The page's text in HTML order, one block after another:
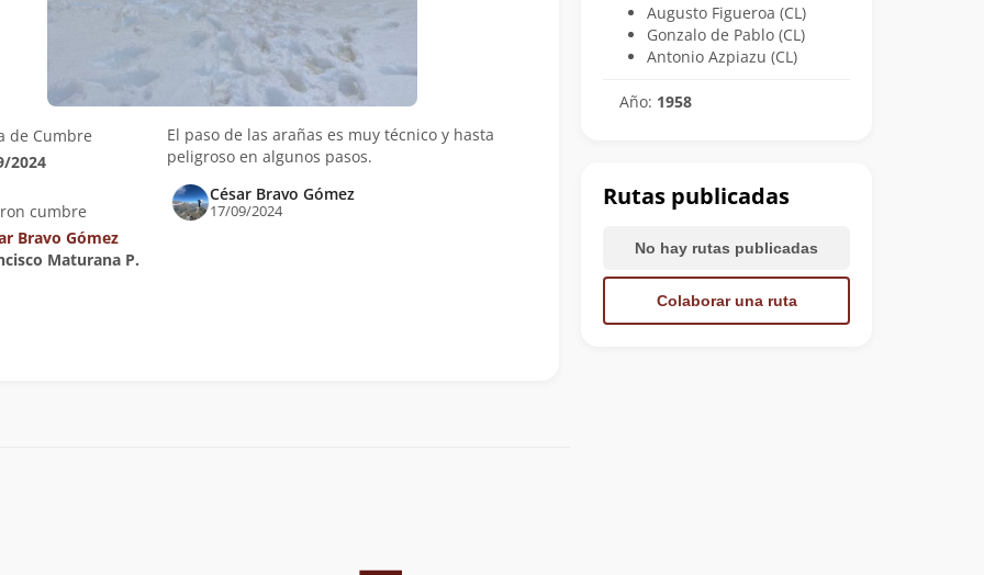
Augusto Figueroa (CL)
Gonzalo de Pablo (CL)
Antonio Azpiazu (CL)
Año: 1958
Rutas publicadas
No hay rutas publicadas
Colaborar una ruta
de Cumbre
2024
cumbre
Bravo Gómez
Maturana P.
El paso de las arañas es muy técnico y hasta
peligroso en algunos pasos.
César Bravo Gómez
17/09/2024